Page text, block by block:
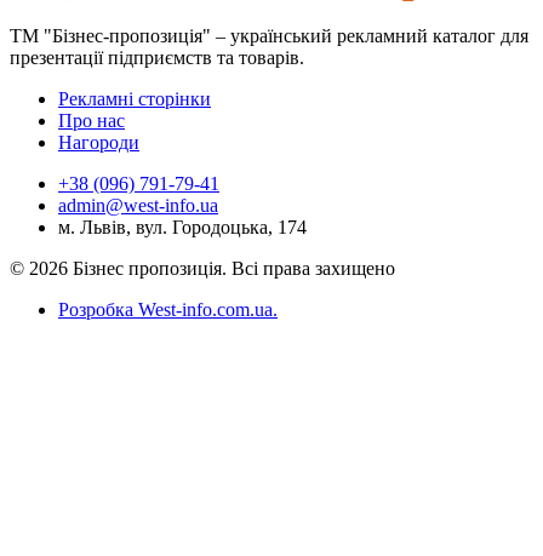
ТМ "Бізнес-пропозиція" – український рекламний каталог для
презентації підприємств та товарів.
Рекламні сторінки
Про нас
Нагороди
+38 (096) 791-79-41
admin@west-info.ua
м. Львів, вул. Городоцька, 174
© 2026 Бізнес пропозиція. Всі права захищено
Розробка West-info.com.ua.